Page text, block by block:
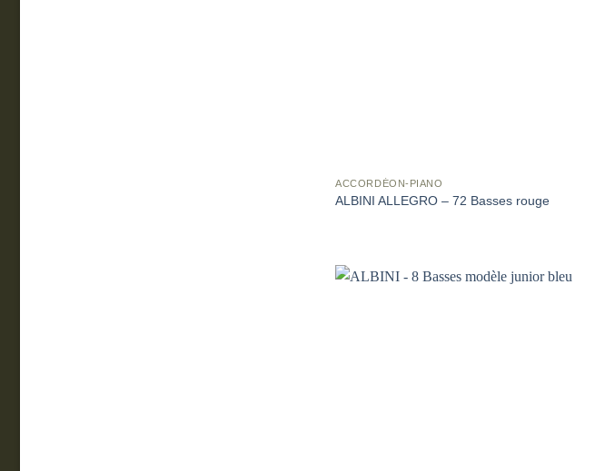
ACCORDÉON-PIANO
ALBINI ALLEGRO – 72 Basses rouge